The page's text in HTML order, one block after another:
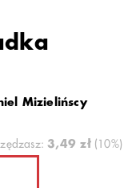
Mizielińscy
3,49 zł(10%)